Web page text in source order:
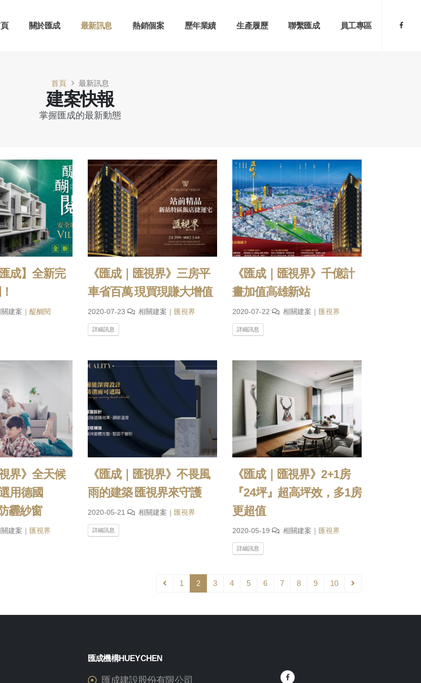
關於匯成 最新訊息 熱銷個案 歷年業績 生產履歷 聯繫匯成 員工專區
建案快報
掌握匯成的最新動態
首頁 最新訊息
成】全新完
建案｜ 醍醐閱
《匯成｜匯視界》三房平
車省百萬 現買現賺大增值
2020-07-23 相關建案｜ 匯視界
詳細訊息
《匯成｜匯視界》千億計
畫加值高雄新站
2020-07-22 相關建案｜ 匯視界
詳細訊息
界》全天候
用德國
霾紗窗
建案｜ 匯視界
《匯成｜匯視界》不畏風
雨的建築 匯視界來守護
2020-05-21 相關建案｜ 匯視界
詳細訊息
《匯成｜匯視界》2+1房
『24坪』超高坪效，多1房
更超值
2020-05-19 相關建案｜ 匯視界
詳細訊息
1 2 3 4 5 6 7 8 9 10
匯成機構HUEYCHEN
匯成建設股份有限公司